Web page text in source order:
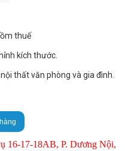
thuế
kích thước.
thất văn phòng và gia đình.
16-17-18AB, P. Dương Nội,